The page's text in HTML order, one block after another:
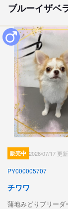
ブルーイザベ
販売中 2026/07/17 更新
PY000005707
チワワ
蒲地みどりブリーダ